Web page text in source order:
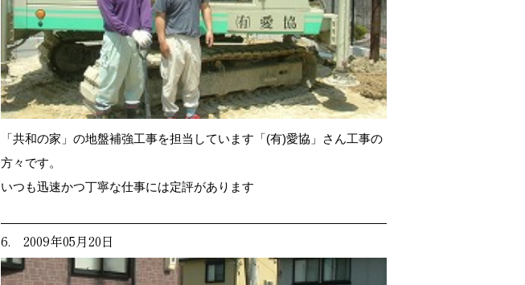
「共和の家」の地盤補強工事を担当しています「(有)愛協」さん工事の
方々です。
いつも迅速かつ丁寧な仕事には定評があります
6. 2009年05月20日